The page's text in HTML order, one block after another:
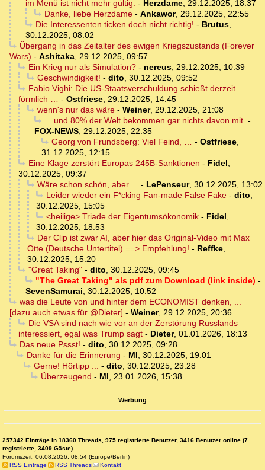
im Menü ist nicht mehr gültig. - Herzdame, 29.12.2025, 18:37
Danke, liebe Herzdame- Ankawor, 29.12.2025, 22:55
Die Interessenten ticken doch nicht richtig! - Brutus,
30.12.2025, 08:02
Übergang in das Zeitalter des ewigen Kriegszustands (Forever
Wars) - Ashitaka, 29.12.2025, 09:57
Ein Krieg nur als Simulation?- nereus, 29.12.2025, 10:39
Geschwindigkeit! - dito, 30.12.2025, 09:52
Fabio Vighi: Die US-Staatsverschuldung schießt derzeit
förmlich … - Ostfriese, 29.12.2025, 14:45
wenn's nur das wäre- Weiner, 29.12.2025, 21:08
... und 80% der Welt bekommen gar nichts davon mit. -
FOX-NEWS, 29.12.2025, 22:35
Georg von Frundsberg: Viel Feind, … - Ostfriese,
31.12.2025, 12:15
Eine Klage zerstört Europas 245B-Sanktionen - Fidel,
30.12.2025, 09:37
Wäre schon schön, aber ... - LePenseur, 30.12.2025, 13:02
Leider wieder ein F*cking Fan-made False Fake- dito,
30.12.2025, 15:05
<heilige> Triade der Eigentumsökonomik- Fidel,
30.12.2025, 18:53
Der Clip ist zwar AI, aber hier das Original-Video mit Max
Otte (Deutsche Untertitel) ==> Empfehlung! - Reffke,
30.12.2025, 15:20
"Great Taking"- dito, 30.12.2025, 09:45
"The Great Taking" als pdf zum Download (link inside) -
SevenSamurai, 30.12.2025, 10:52
was die Leute von und hinter dem ECONOMIST denken, ...
[dazu auch etwas für @Dieter] - Weiner, 29.12.2025, 20:36
Die VSA sind nach wie vor an der Zerstörung Russlands
interessiert, egal was Trump sagt - Dieter, 01.01.2026, 18:13
Das neue Pssst! - dito, 30.12.2025, 09:28
Danke für die Erinnerung - MI, 30.12.2025, 19:01
Gerne! Hörtipp ... - dito, 30.12.2025, 23:28
Überzeugend - MI, 23.01.2026, 15:38
Werbung
257342 Einträge in 18360 Threads, 975 registrierte Benutzer, 3416 Benutzer online (7
registrierte, 3409 Gäste)
Forumszeit: 06.08.2026, 08:54 (Europe/Berlin)
RSS Einträge
RSS Threads Kontakt